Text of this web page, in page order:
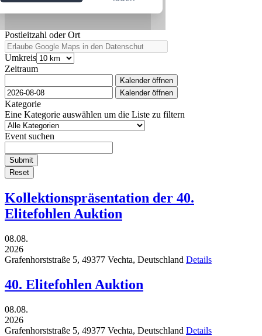
Postleitzahl oder Ort
Umkreis
Zeitraum
Kalender öffnen
Kalender öffnen
Kategorie
Eine Kategorie auswählen um die Liste zu filtern
Event suchen
Submit
Reset
Kollektionspräsentation der 40.
Elitefohlen Auktion
08.08.
2026
Grafenhorststraße 5, 49377 Vechta, Deutschland Details
40. Elitefohlen Auktion
08.08.
2026
Grafenhorststraße 5, 49377 Vechta, Deutschland Details